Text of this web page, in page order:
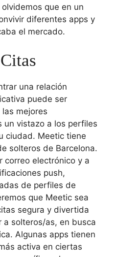
que en un
diferentes apps y
el mercado.
una relación
puede ser
mejores
un vistazo a los perfiles
ciudad. Meetic tiene
solteros de Barcelona.
correo electrónico y a
push,
de perfiles de
que Meetic sea
segura y divertida
a solteros/as, en busca
Algunas apps tienen
activa en ciertas